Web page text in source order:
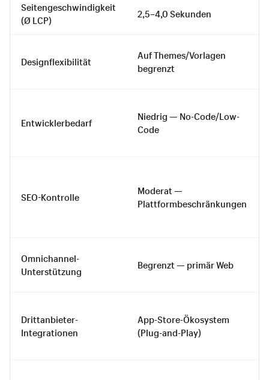
Seitengeschwindigkeit
(Ø LCP)
2,5–4,0 Sekunden
Designflexibilität
Auf Themes/Vorlagen
begrenzt
Entwicklerbedarf
Niedrig — No-Code/Low-
Code
SEO-Kontrolle
Moderat —
Plattformbeschränkungen
Omnichannel-
Unterstützung
Begrenzt — primär Web
Drittanbieter-
Integrationen
App-Store-Ökosystem
(Plug-and-Play)